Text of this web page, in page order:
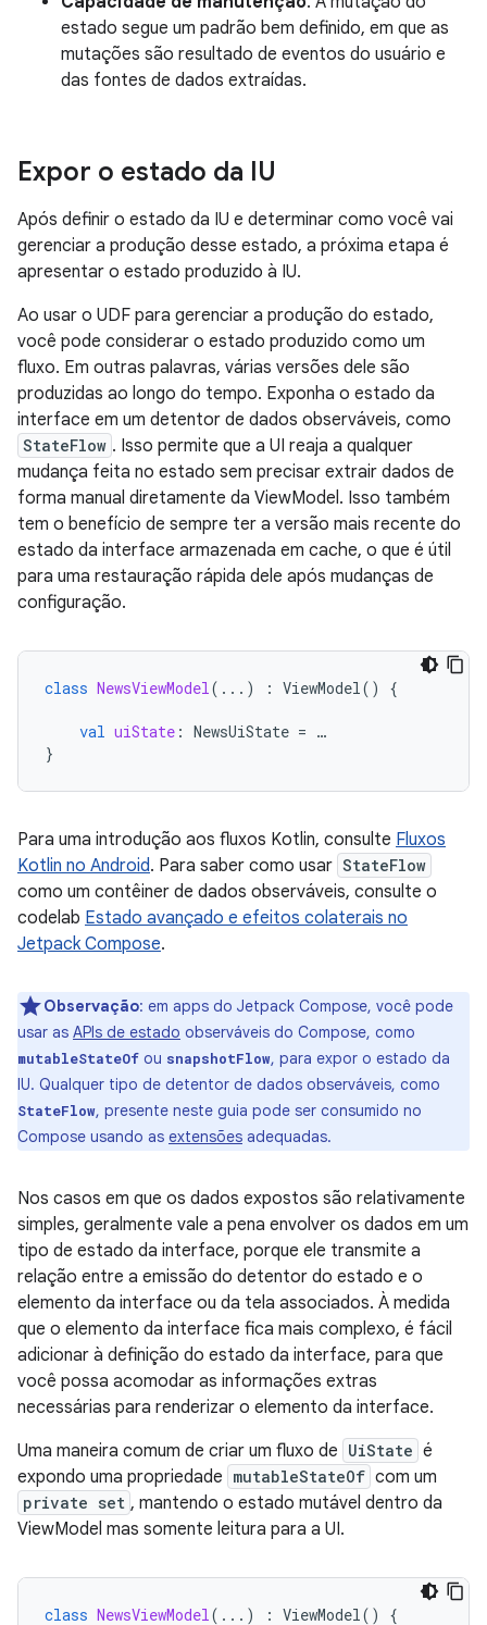
estado segue um padrão bem definido, em que as
mutações são resultado de eventos do usuário e
das fontes de dados extraídas.
Expor o estado da IU
Após definir o estado da IU e determinar como você vai
gerenciar a produção desse estado, a próxima etapa é
apresentar o estado produzido à IU.
Ao usar o UDF para gerenciar a produção do estado,
você pode considerar o estado produzido como um
fluxo. Em outras palavras, várias versões dele são
produzidas ao longo do tempo. Exponha o estado da
interface em um detentor de dados observáveis, como
StateFlow . Isso permite que a UI reaja a qualquer
mudança feita no estado sem precisar extrair dados de
forma manual diretamente da ViewModel. Isso também
tem o benefício de sempre ter a versão mais recente do
estado da interface armazenada em cache, o que é útil
para uma restauração rápida dele após mudanças de
configuração.
class NewsViewModel(...) : ViewModel() {
val uiState : NewsUiState = …
}
Para uma introdução aos fluxos Kotlin, consulte Fluxos
Kotlin no Android. Para saber como usar StateFlow
como um contêiner de dados observáveis, consulte o
codelab Estado avançado e efeitos colaterais no
Jetpack Compose.
Observação: em apps do Jetpack Compose, você pode
usar as APIs de estado observáveis do Compose, como
mutableStateOf ou snapshotFlow, para expor o estado da
IU. Qualquer tipo de detentor de dados observáveis, como
StateFlow, presente neste guia pode ser consumido no
Compose usando as extensões adequadas.
Nos casos em que os dados expostos são relativamente
simples, geralmente vale a pena envolver os dados em um
tipo de estado da interface, porque ele transmite a
relação entre a emissão do detentor do estado e o
elemento da interface ou da tela associados. À medida
que o elemento da interface fica mais complexo, é fácil
adicionar à definição do estado da interface, para que
você possa acomodar as informações extras
necessárias para renderizar o elemento da interface.
Uma maneira comum de criar um fluxo de UiState é
expondo uma propriedade mutableStateOf com um
private set , mantendo o estado mutável dentro da
ViewModel mas somente leitura para a UI.
class NewsViewModel(...) : ViewModel() {